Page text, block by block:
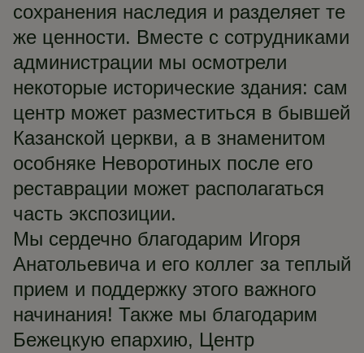
сохранения наследия и разделяет те
же ценности. Вместе с сотрудниками
администрации мы осмотрели
некоторые исторические здания: сам
центр может разместиться в бывшей
Казанской церкви, а в знаменитом
особняке Неворотиных после его
реставрации может располагаться
часть экспозиции.
Мы сердечно благодарим Игоря
Анатольевича и его коллег за теплый
прием и поддержку этого важного
начинания! Также мы благодарим
Бежецкую епархию, Центр